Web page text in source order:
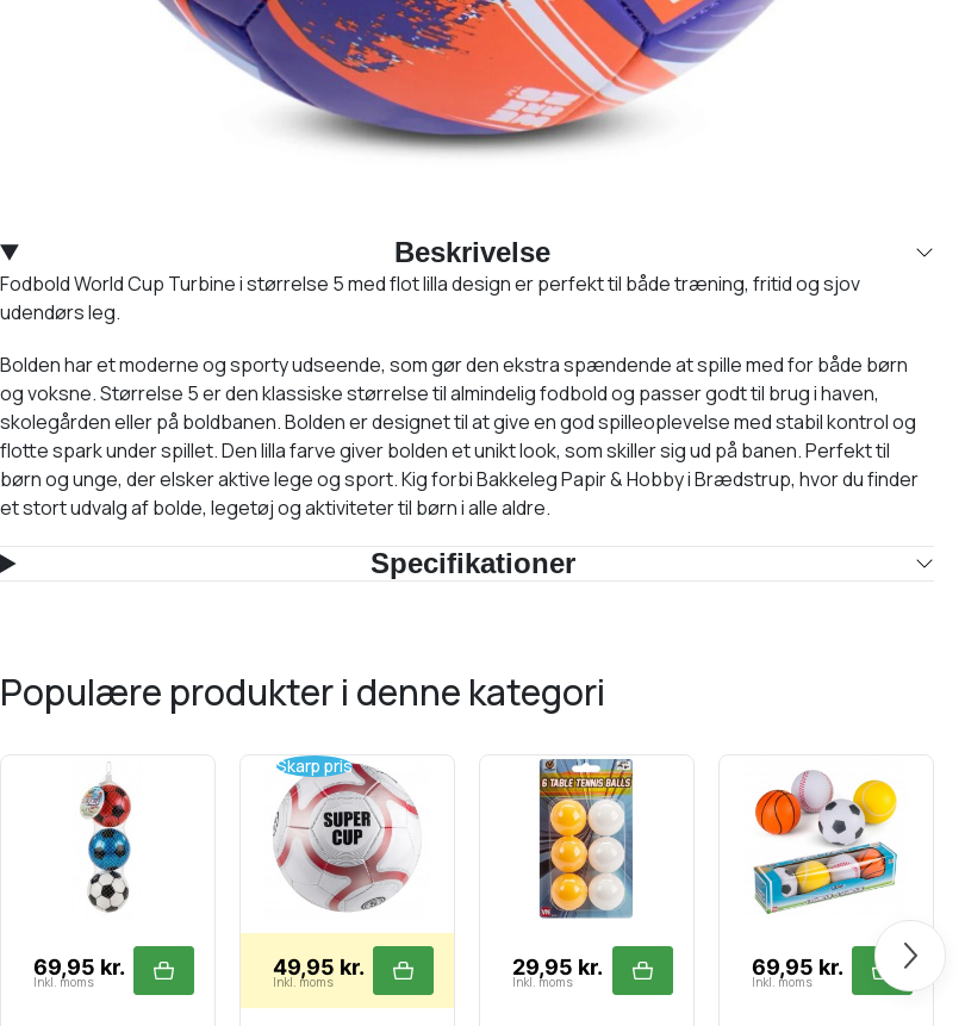
Beskrivelse
Fodbold World Cup Turbine i størrelse 5 med flot lilla design er perfekt til både træning, fritid og sjov
udendørs leg.
Bolden har et moderne og sporty udseende, som gør den ekstra spændende at spille med for både børn
og voksne. Størrelse 5 er den klassiske størrelse til almindelig fodbold og passer godt til brug i haven,
skolegården eller på boldbanen. Bolden er designet til at give en god spilleoplevelse med stabil kontrol og
flotte spark under spillet. Den lilla farve giver bolden et unikt look, som skiller sig ud på banen. Perfekt til
børn og unge, der elsker aktive lege og sport. Kig forbi Bakkeleg Papir & Hobby i Brædstrup, hvor du finder
et stort udvalg af bolde, legetøj og aktiviteter til børn i alle aldre.
Specifikationer
populære produkter i denne kategori
Næste
69,95 kr.
Inkl. moms
Skarp pris
49,95 kr.
Inkl. moms
29,95 kr.
Inkl. moms
69,95 kr.
Inkl. moms